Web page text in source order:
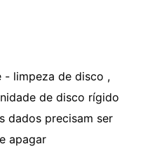
- limpeza de disco ,
de disco rígido
dados precisam ser
apagar